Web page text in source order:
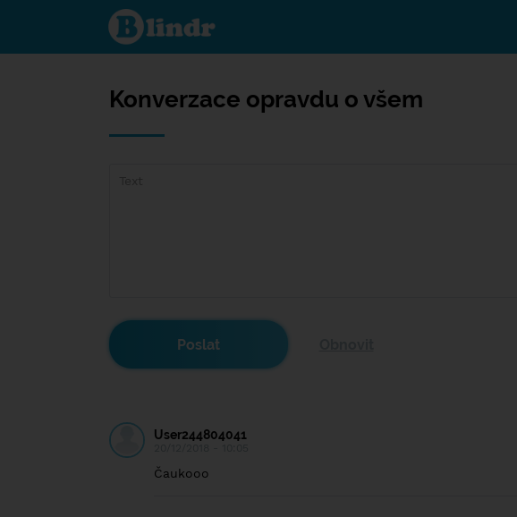
Konverzace
opravdu o
všem
Konverzace opravdu o všem
User244804041
Čaukooo